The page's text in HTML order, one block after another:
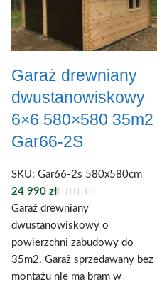
Garaż drewniany
dwustanowiskowy
6×6 580×580 35m2
Gar66-2S
SKU: Gar66-2s 580x580cm
24 990 zł
Garaż drewniany
dwustanowiskowy o
powierzchni zabudowy do
35m2. Garaż sprzedawany bez
montażu nie ma bram w